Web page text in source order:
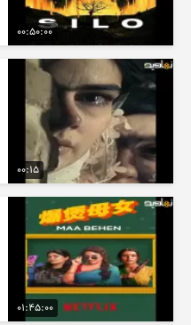
00:50:00
00:15
01:45:00